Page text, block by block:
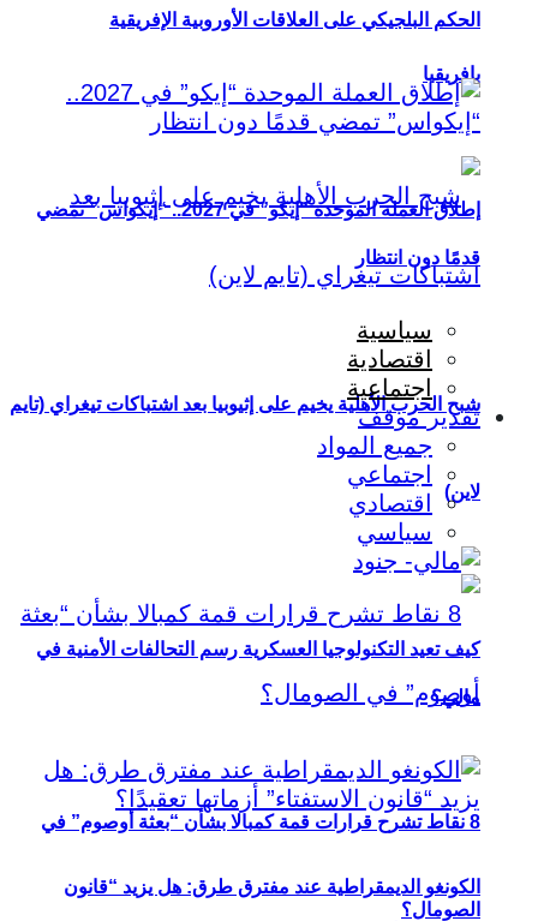
بإفريقيا
شبح الحرب الأهلية يخيم على إثيوبيا بعد اشتباكات تيغراي (تايم
لاين)
8 نقاط تشرح قرارات قمة كمبالا بشأن “بعثة أوصوم” في
الصومال؟
الحكم البلجيكي على العلاقات الأوروبية الإفريقية
إطلاق العملة الموحدة “إيكو” في 2027.. “إيكواس” تمضي
قدمًا دون انتظار
سياسية
اقتصادية
اجتماعية
تقدير موقف
جميع المواد
اجتماعي
اقتصادي
سياسي
كيف تعيد التكنولوجيا العسكرية رسم التحالفات الأمنية في
مالي؟
الكونغو الديمقراطية عند مفترق طرق: هل يزيد “قانون